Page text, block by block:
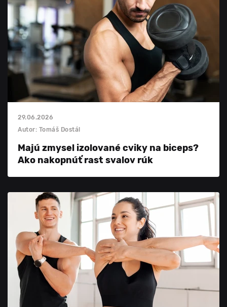
29.06.2026
Autor: Tomáš Dostál
Majú zmysel izolované cviky na biceps?
Ako nakopnúť rast svalov rúk